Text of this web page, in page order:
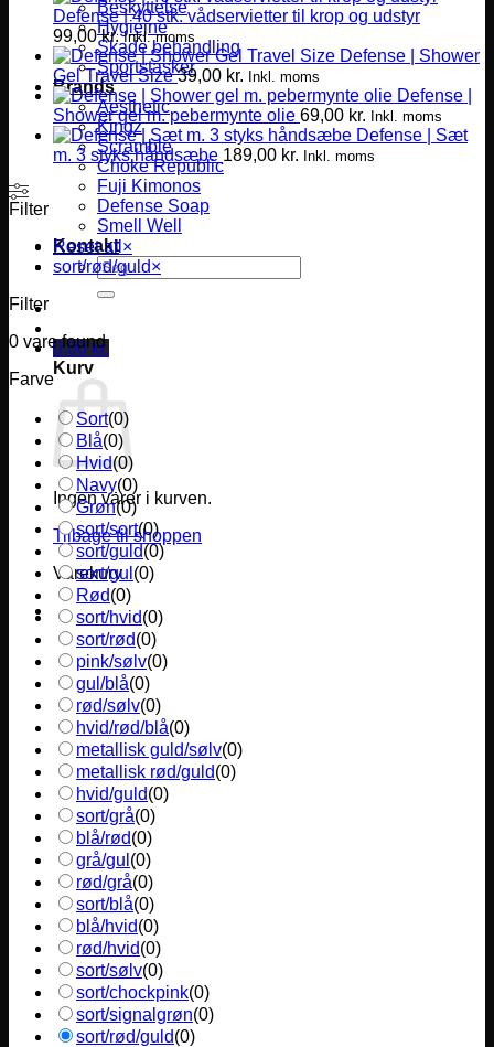
Beskyttelse
Hygiejne
Skade behandling
Sportstasker
Brands
Aesthetic
Kingz
Scramble
Choke Republic
Fuji Kimonos
Defense Soap
Smell Well
Kontakt
Søg
efter:
0,00 kr.
Kurv
Ingen varer i kurven.
Tilbage til shoppen
Varekurv
Defense | 40 stk. vådservietter til krop og udstyr
99,00kr. Inkl. moms
Defense | Shower
Gel Travel Size 39,00 kr. Inkl. moms
Defense |
Shower gel m. pebermynte olie 69,00 kr. Inkl. moms
Defense | Sæt
m. 3 styks håndsæbe 189,00 kr. Inkl. moms
Filter
Reset all ×
sort/rød/guld×
Filter
0 vare found
Farve
Sort(0)
Blå(0)
Hvid(0)
Navy(0)
Grøn(0)
sort/sort(0)
sort/guld(0)
sort/gul (0)
Rød(0)
sort/hvid(0)
sort/rød(0)
pink/sølv(0)
gul/blå(0)
rød/sølv(0)
hvid/rød/blå(0)
metallisk guld/sølv(0)
metallisk rød/guld(0)
hvid/guld(0)
sort/grå(0)
blå/rød(0)
grå/gul (0)
rød/grå(0)
sort/blå(0)
blå/hvid(0)
rød/hvid(0)
sort/sølv(0)
sort/chockpink(0)
sort/signalgrøn(0)
sort/rød/guld(0)